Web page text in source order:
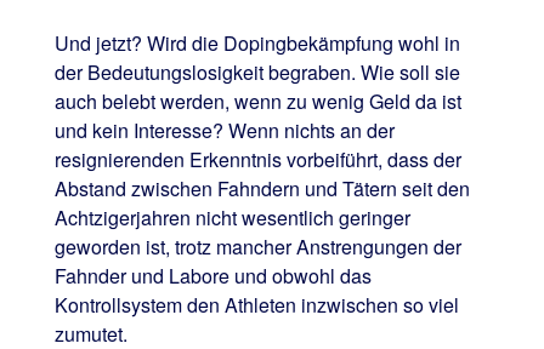
Und jetzt? Wird die Dopingbekämpfung wohl in
der Bedeutungslosigkeit begraben. Wie soll sie
auch belebt werden, wenn zu wenig Geld da ist
und kein Interesse? Wenn nichts an der
resignierenden Erkenntnis vorbeiführt, dass der
Abstand zwischen Fahndern und Tätern seit den
Achtzigerjahren nicht wesentlich geringer
geworden ist, trotz mancher Anstrengungen der
Fahnder und Labore und obwohl das
Kontrollsystem den Athleten inzwischen so viel
zumutet.